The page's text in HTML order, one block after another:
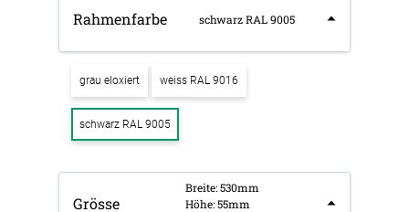
Rahmenfarbe schwarz RAL 9005
grau eloxiert weiss RAL 9016
schwarz RAL 9005
Grösse
Breite: 530mm
Höhe: 55mm